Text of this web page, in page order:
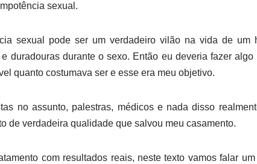
sexual.
sexual pode ser um verdadeiro vilão na vida de um
duradouras durante o sexo. Então eu deveria fazer
quanto costumava ser e esse era meu objetivo.
no assunto, palestras, médicos e nada disso
de verdadeira qualidade que salvou meu casamento.
com resultados reais, neste texto vamos falar